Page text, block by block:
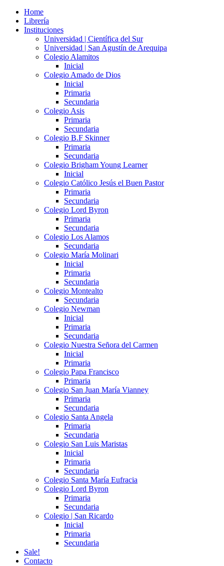
Home
Librería
Instituciones
Universidad | Científica del Sur
Universidad | San Agustín de Arequipa
Colegio Alamitos
Inicial
Colegio Amado de Dios
Inicial
Primaria
Secundaria
Colegio Asis
Primaria
Secundaria
Colegio B.F Skinner
Primaria
Secundaria
Colegio Brigham Young Learner
Inicial
Colegio Católico Jesús el Buen Pastor
Primaria
Secundaria
Colegio Lord Byron
Primaria
Secundaria
Colegio Los Alamos
Secundaria
Colegio María Molinari
Inicial
Primaria
Secundaria
Colegio Montealto
Secundaria
Colegio Newman
Inicial
Primaria
Secundaria
Colegio Nuestra Señora del Carmen
Inicial
Primaria
Colegio Papa Francisco
Primaria
Colegio San Juan María Vianney
Primaria
Secundaria
Colegio Santa Angela
Primaria
Secundaria
Colegio San Luis Maristas
Inicial
Primaria
Secundaria
Colegio Santa María Eufracia
Colegio Lord Byron
Primaria
Secundaria
Colegio | San Ricardo
Inicial
Primaria
Secundaria
Sale!
Contacto